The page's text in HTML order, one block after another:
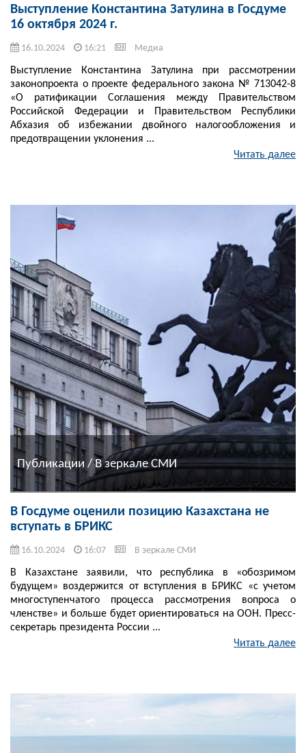
Выступление Константина Затулина в Госдуме
16 октября 2024 г.
16.10.2024 16:21 Медиа
Выступление Константина Затулина при рассмотрении
законопроекта о проекте федерального закона № 713042-8
«О ратификации Соглашения между Правительством
Российской Федерации и Правительством Республики
Абхазия об избежании двойного налогообложения и
предотвращении уклонения ...
Читать далее
Публикации / В зеркале СМИ
В Госдуме оценили позицию Казахстана не
вступать в БРИКС
16.10.2024 16:07 В зеркале СМИ
В Казахстане заявили, что республика в «обозримом
будущем» воздержится от вступления в БРИКС «с учетом
многоступенчатого процесса рассмотрения вопроса о
членстве» и больше будет ориентироваться на ООН. Пресс-
секретарь президента России ...
Читать далее